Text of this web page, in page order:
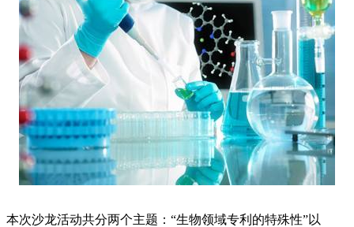
本次沙龙活动共分两个主题：“生物领域专利的特殊性”以